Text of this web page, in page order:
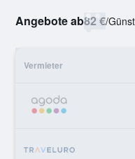
Angebote ab82 €/
Vermieter